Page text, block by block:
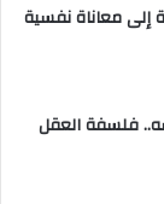
إلى معاناة نفسية
فلسفة العقل